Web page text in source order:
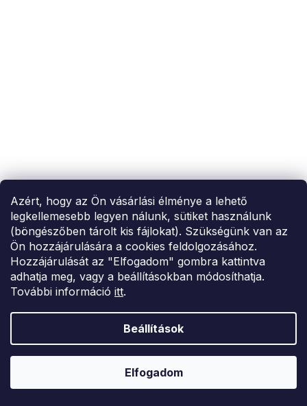
Azért, hogy az Ön vásárlási élménye a lehető
legkellemesebb legyen nálunk, sütiket használunk
(böngészőben tárolt kis fájlokat). Szükségünk van az
Ön hozzájárulására a cookies feldolgozásához.
Hozzájárulását az "Elfogadom" gombra kattintva
adhatja meg, vagy a beállításokban módosíthatja.
További információ itt.
Beállítások
Elfogadom
SUMMER SALE -35% ?
G_SUMMER35:35:HUF:P:f!2026-
08-04-09:01,2026-08-10-